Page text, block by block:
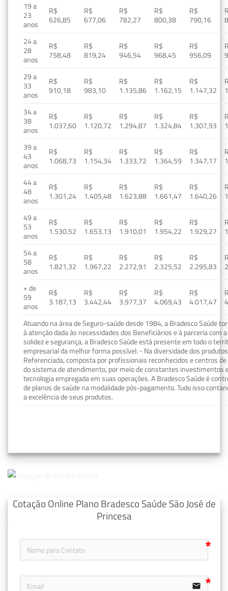
19 a
23
anos
R$
626,85
R$
677,06
R$
782,27
R$
800,38
R$
790,16
24 a
28
anos
R$
758,48
R$
819,24
R$
946,54
R$
968,45
R$
956,09
29 a
33
anos
R$
910,18
R$
983,10
R$
1.135,86
R$
1.162,15
R$
1.147,32
34 a
38
anos
R$
1.037,60
R$
1.120,72
R$
1.294,87
R$
1.324,84
R$
1.307,93
39 a
43
anos
R$
1.068,73
R$
1.154,34
R$
1.333,72
R$
1.364,59
R$
1.347,17
44 a
48
anos
R$
1.301,24
R$
1.405,48
R$
1.623,88
R$
1.661,47
R$
1.640,26
49 a
53
anos
R$
1.530,52
R$
1.653,13
R$
1.910,01
R$
1.954,22
R$
1.929,27
54 a
58
anos
R$
1.821,32
R$
1.967,22
R$
2.272,91
R$
2.325,52
R$
2.295,83
+ de
59
anos
R$
3.187,13
R$
3.442,44
R$
3.977,37
R$
4.069,43
R$
4.017,47
Atuando na área de Seguro-saúde desde 1984, a Bradesco Saúde
à atenção dada às necessidades dos Beneficiários e à parceria com
solidez e segurança, a Bradesco Saúde está presente em todo o
empresarial da melhor forma possível: - Na diversidade dos
Referenciada, composta por profissionais reconhecidos e centros
do sistema de atendimento, por meio de constantes investimentos
tecnologia empregada em suas operações. A Bradesco Saúde é
de planos de saúde na modalidade pós-pagamento. Tudo isso
a excelência de seus produtos.
Cotação Online Plano Bradesco Saúde São José de
Princesa
email